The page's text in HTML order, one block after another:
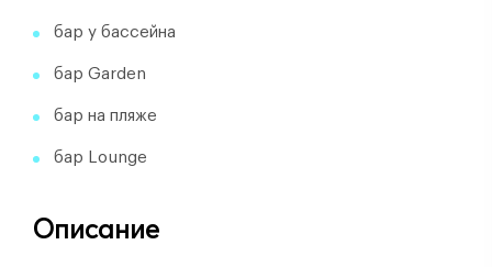
бар у бассейна
бар Garden
бар на пляже
бар Lounge
Описание